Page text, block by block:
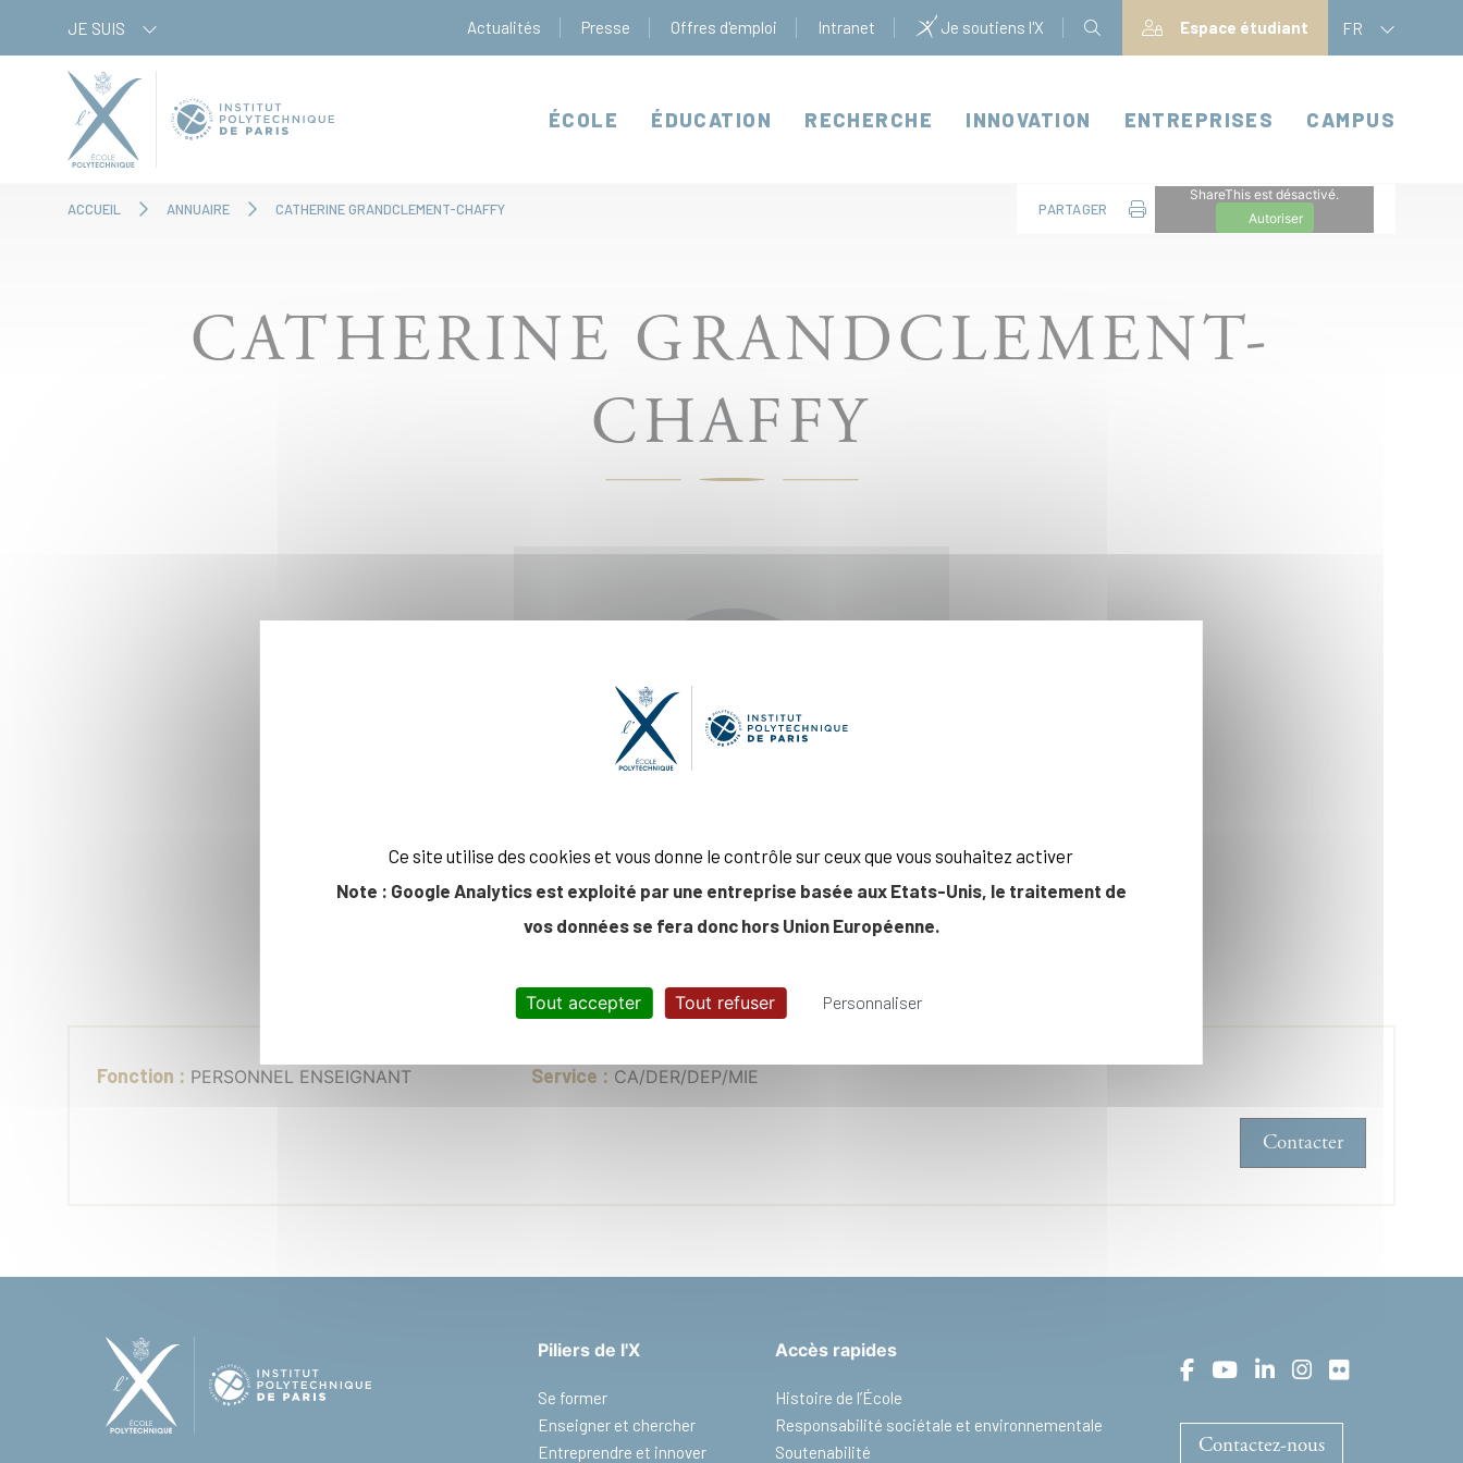
JE SUIS Actualités Presse Offres d'emploi Intranet Je soutiens l'X Espace étudiant FR
ÉCOLE ÉDUCATION RECHERCHE INNOVATION ENTREPRISES CAMPUS
ACCUEIL ANNUAIRE CATHERINE GRANDCLEMENT-CHAFFY PARTAGER
ShareThis est désactivé.
Autoriser
CATHERINE GRANDCLEMENT-
CHAFFY
Fonction : PERSONNEL ENSEIGNANT Service : CA/DER/DEP/MIE
Contacter
Piliers de l'X
Se former
Enseigner et chercher
Entreprendre et innover
Accès rapides
Histoire de l’École
Responsabilité sociétale et environnementale
Soutenabilité
Contactez-nous
Ce site utilise des cookies et vous donne le contrôle sur ceux que vous souhaitez activer
Note : Google Analytics est exploité par une entreprise basée aux Etats-Unis, le traitement de
vos données se fera donc hors Union Européenne.
Tout accepter Tout refuser Personnaliser